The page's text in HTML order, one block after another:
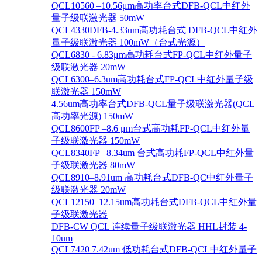
QCL10560 –10.56μm高功率台式DFB-QCL中红外
量子级联激光器 50mW
QCL4330DFB-4.33um高功耗台式 DFB-QCL中红外
量子级联激光器 100mW（台式光源）
QCL6830 - 6.83μm高功耗台式FP-QCL中红外量子
级联激光器 20mW
QCL6300–6.3um高功耗台式FP-QCL中红外量子级
联激光器 150mW
4.56um高功率台式DFB-QCL量子级联激光器(QCL
高功率光源) 150mW
QCL8600FP –8.6 μm台式高功耗FP-QCL中红外量
子级联激光器 150mW
QCL8340FP –8.34um 台式高功耗FP-QCL中红外量
子级联激光器 80mW
QCL8910–8.91um 高功耗台式DFB-QC中红外量子
级联激光器 20mW
QCL12150–12.15um高功耗台式DFB-QCL中红外量
子级联激光器
DFB-CW QCL 连续量子级联激光器 HHL封装 4-
10um
QCL7420 7.42um 低功耗台式DFB-QCL中红外量子